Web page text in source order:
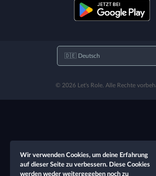
© 2026 Let's Role. Alle Rechte
Wir verwenden Cookies, um deine Erfahrung
auf dieser Seite zu verbessern. Diese Cookies
werden weder weitergegeben noch zu